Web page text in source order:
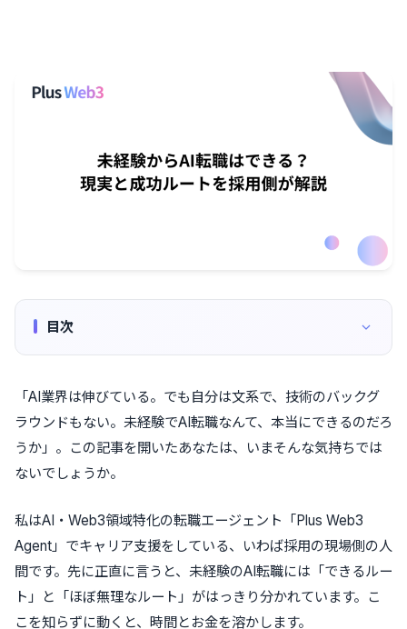
目次
「AI業界は伸びている。でも自分は文系で、技術のバックグ
ラウンドもない。未経験でAI転職なんて、本当にできるのだろ
うか」。この記事を開いたあなたは、いまそんな気持ちでは
ないでしょうか。
私はAI・Web3領域特化の転職エージェント「Plus Web3
Agent」でキャリア支援をしている、いわば採用の現場側の人
間です。先に正直に言うと、未経験のAI転職には「できるルー
ト」と「ほぼ無理なルート」がはっきり分かれています。こ
こを知らずに動くと、時間とお金を溶かします。